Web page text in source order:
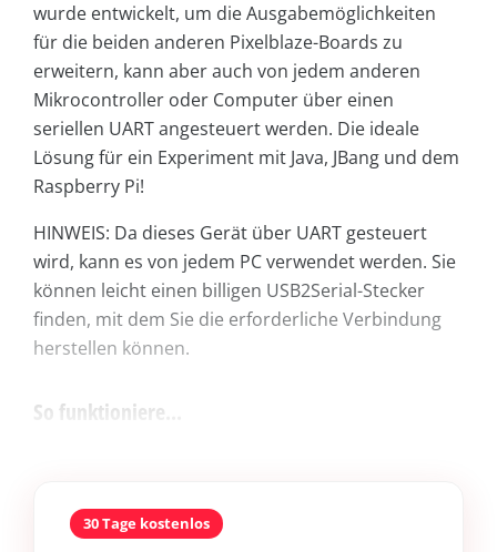
wurde entwickelt, um die Ausgabemöglichkeiten
für die beiden anderen Pixelblaze-Boards zu
erweitern, kann aber auch von jedem anderen
Mikrocontroller oder Computer über einen
seriellen UART angesteuert werden. Die ideale
Lösung für ein Experiment mit Java, JBang und dem
Raspberry Pi!
HINWEIS: Da dieses Gerät über UART gesteuert
wird, kann es von jedem PC verwendet werden. Sie
können leicht einen billigen USB2Serial-Stecker
finden, mit dem Sie die erforderliche Verbindung
herstellen können.
So funktioniere...
30 Tage kostenlos